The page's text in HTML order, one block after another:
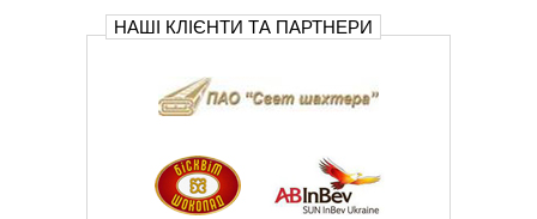
НАШІ КЛІЄНТИ ТА ПАРТНЕРИ